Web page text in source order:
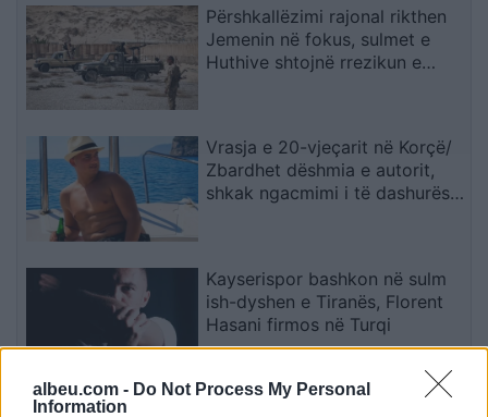
albeu.com - Do Not Process My Personal
Information
Përshkallëzimi rajonal rikthen
Jemenin në fokus, sulmet e
Huthive shtojnë rrezikun e
Vrasja e 20-vjeçarit në Korçë/
Zbardhet dëshmia e autorit,
shkak ngacmimi i të dashurës
Kayserispor bashkon në sulm
ish-dyshen e Tiranës, Florent
Hasani firmos në Turqi